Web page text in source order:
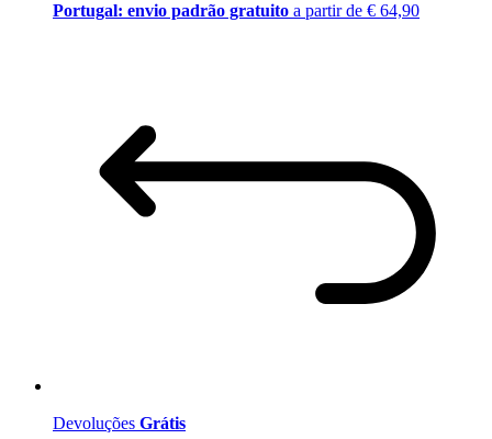
Portugal: envio padrão gratuito a partir de € 64,90
Devoluções Grátis